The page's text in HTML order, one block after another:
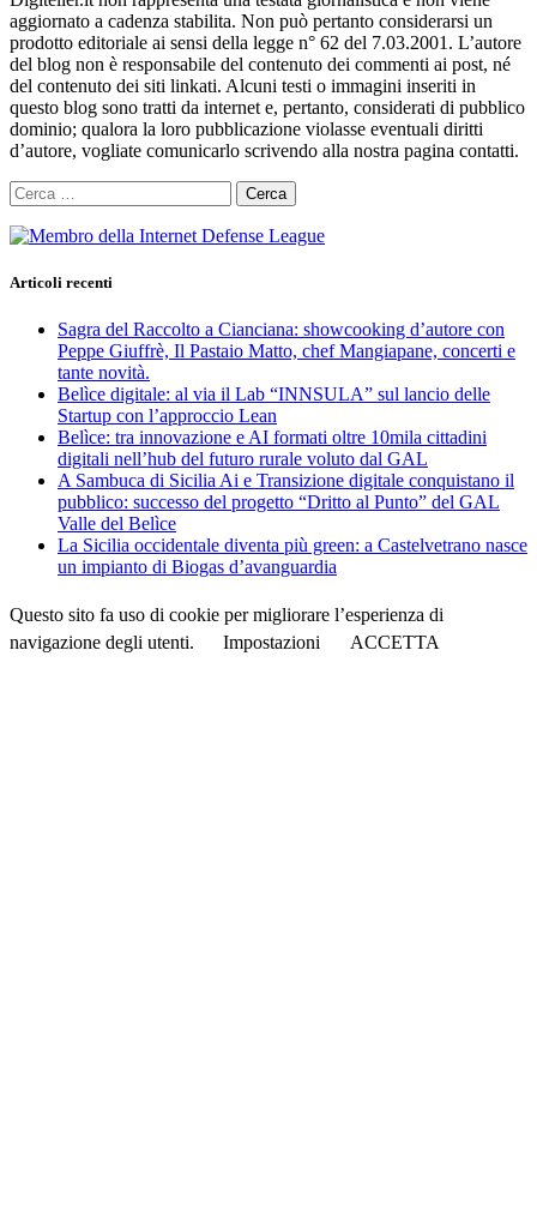
aggiornato a cadenza stabilita. Non può pertanto considerarsi un
prodotto editoriale ai sensi della legge n° 62 del 7.03.2001. L’autore
del blog non è responsabile del contenuto dei commenti ai post, né
del contenuto dei siti linkati. Alcuni testi o immagini inseriti in
questo blog sono tratti da internet e, pertanto, considerati di pubblico
dominio; qualora la loro pubblicazione violasse eventuali diritti
d’autore, vogliate comunicarlo scrivendo alla nostra pagina contatti.
Ricerca
per:
Articoli recenti
Sagra del Raccolto a Cianciana: showcooking d’autore con
Peppe Giuffrè, Il Pastaio Matto, chef Mangiapane, concerti e
tante novità.
Belìce digitale: al via il Lab “INNSULA” sul lancio delle
Startup con l’approccio Lean
Belìce: tra innovazione e AI formati oltre 10mila cittadini
digitali nell’hub del futuro rurale voluto dal GAL
A Sambuca di Sicilia Ai e Transizione digitale conquistano il
pubblico: successo del progetto “Dritto al Punto” del GAL
Valle del Belìce
La Sicilia occidentale diventa più green: a Castelvetrano nasce
un impianto di Biogas d’avanguardia
Questo sito fa uso di cookie per migliorare l’esperienza di
navigazione degli utenti.
Impostazioni ACCETTA